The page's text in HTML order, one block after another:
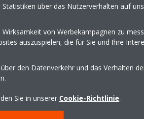
07422 5160
http://www.maurer-
Statistiken über das Nutzerverhalten auf
von Werbekampagnen zu
auszuspielen, die für Sie und Ihre
den Datenverkehr und das Verhalten
Sie in unserer Cookie-Richtlinie.